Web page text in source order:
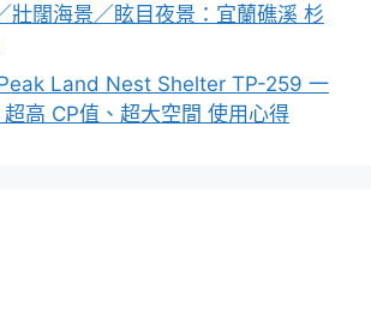
壯闊海景／眩目夜景：宜蘭礁溪 杉
Land Nest Shelter TP-259 一
高 CP值、超大空間 使用心得